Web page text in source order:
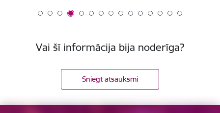
Vai šī informācija bija noderīga?
Sniegt atsauksmi